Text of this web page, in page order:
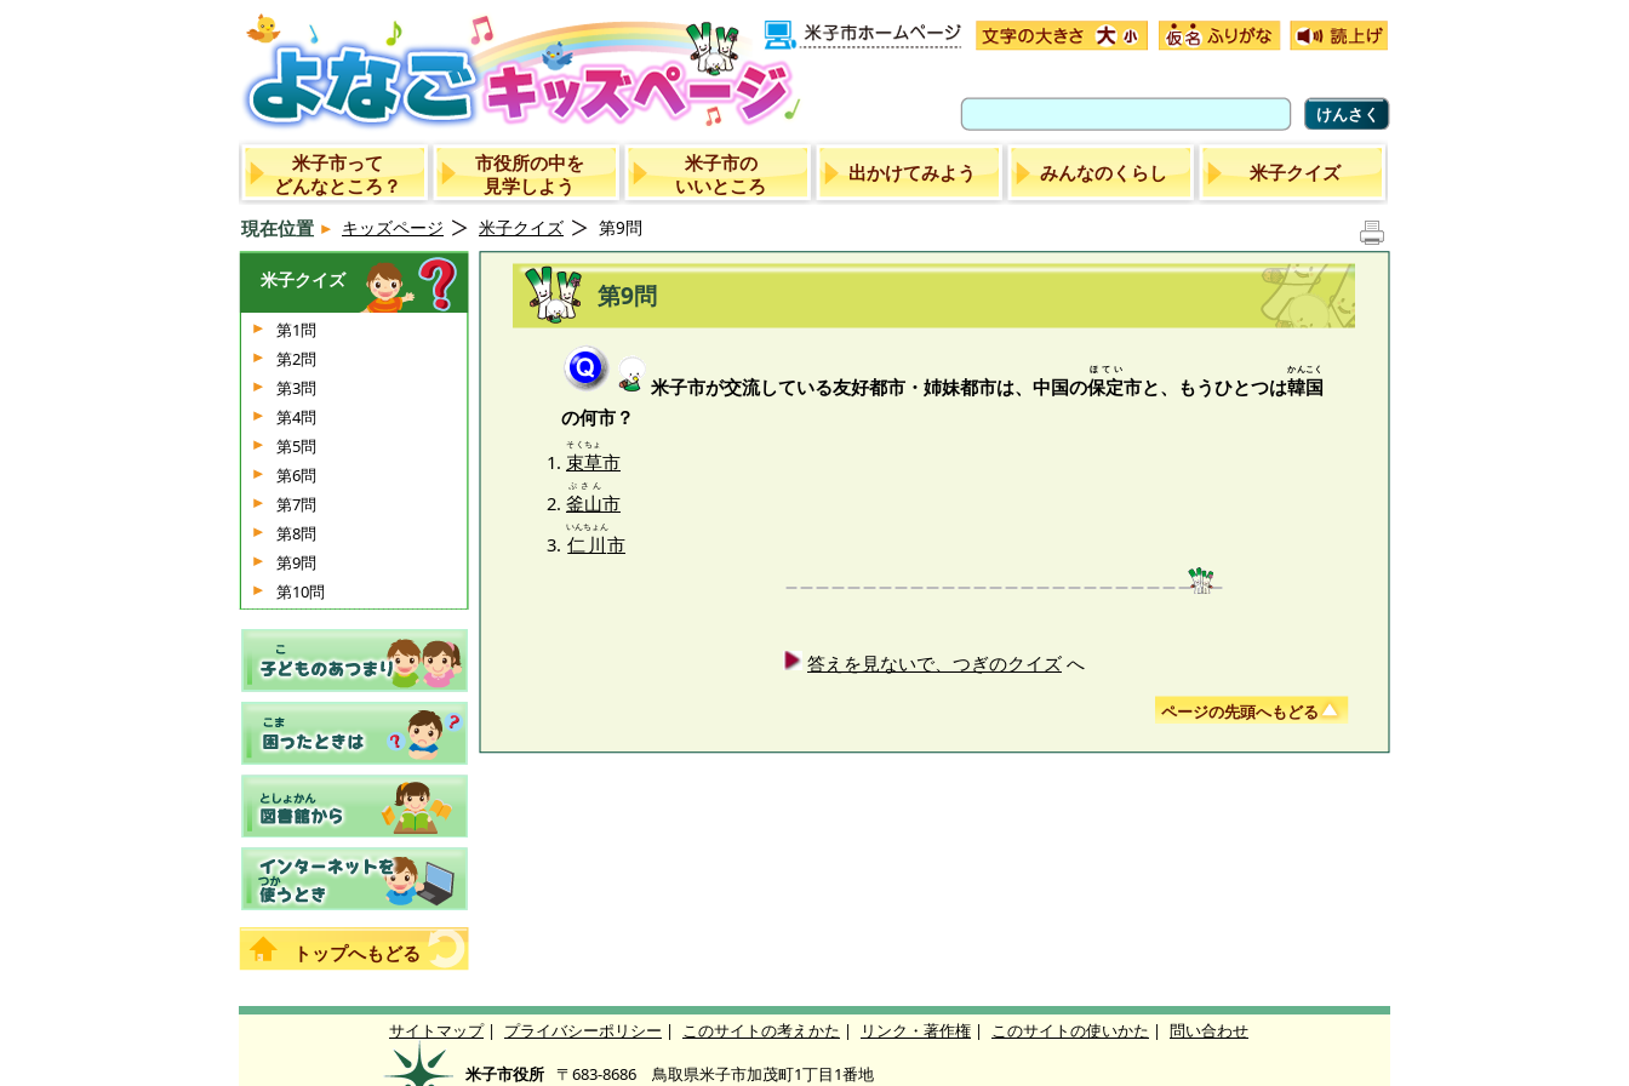
けんさく
米子市って
どんなところ？
市役所の中を
見学しよう
米子市の
いいところ
出かけてみよう みんなのくらし 米子クイズ
現在位置 キッズページ 米子クイズ 第9問
米子クイズ
第1問
第2問
第3問
第4問
第5問
第6問
第7問
第8問
第9問
第10問
トップへもどる
第9問
米子市が交流している友好都市・姉妹都市は、中国の保定
ほてい
市と、もうひとつは韓国
かんこく
の何市？
束草
そくちょ
市
釜山
ぷさん
市
仁川
いんちょん
市
答えを見ないで、つぎのクイズ へ
ページの先頭へもどる
サイトマップ | プライバシーポリシー | このサイトの考えかた | リンク・著作権 | このサイトの使いかた | 問い合わせ
米子市役所 〒683-8686 鳥取県米子市加茂町1丁目1番地